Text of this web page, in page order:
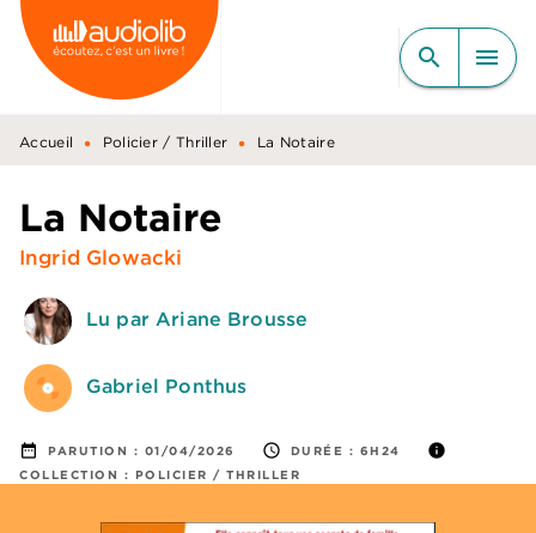
MENU RECHERCHE
CONTENU
PIED DE PAGE
search menu
Accueil • Policier / Thriller • La Notaire
La Notaire
Ingrid Glowacki
Lu par Ariane Brousse
Gabriel Ponthus
date_range PARUTION : 01/04/2026 access_time DURÉE : 6H24 info
COLLECTION : POLICIER / THRILLER